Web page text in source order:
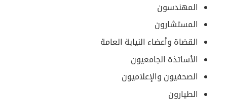
المهندسون
المستشارون
القضاة وأعضاء النيابة العامة
الأساتذة الجامعيون
الصحفيون والإعلاميون
الطيارون